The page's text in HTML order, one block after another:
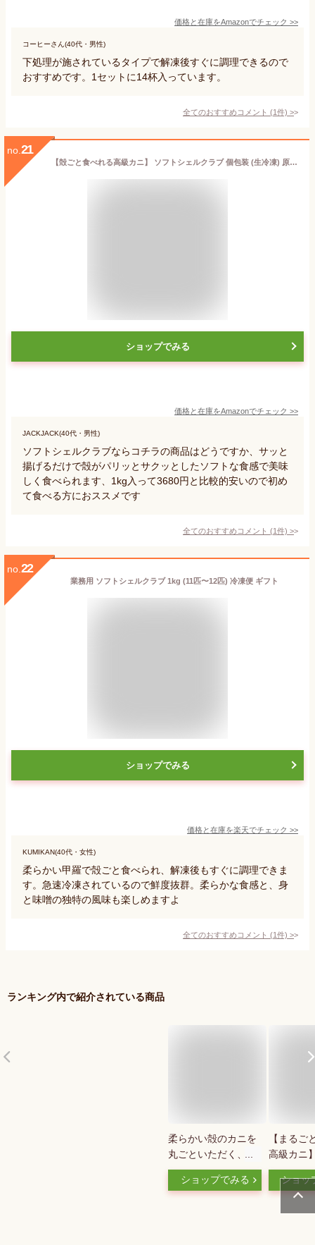
価格と在庫をAmazonでチェック >>
コーヒーさん(40代・男性)
下処理が施されているタイプで解凍後すぐに調理できるので
おすすめです。1セットに14杯入っています。
全てのおすすめコメント (1件) >
no. 21
【殻ごと食べれる高級カニ】 ソフトシェルクラブ 個包装 (生冷凍) 原料 蟹 WR 下処理なし (1箱（1kg）) ジャパンフードサービス
ショップでみる
価格と在庫をAmazonでチェック >>
JACKJACK(40代・男性)
ソフトシェルクラブならコチラの商品はどうですか、サッと
揚げるだけで殻がパリッとサクッとしたソフトな食感で美味
しく食べられます、1kg入って3680円と比較的安いので初め
て食べる方におススメです
全てのおすすめコメント (1件) >
no. 22
業務用 ソフトシェルクラブ 1kg (11匹〜12匹) 冷凍便 ギフト
ショップでみる
価格と在庫を楽天でチェック >>
KUMIKAN(40代・女性)
柔らかい甲羅で殻ごと食べられ、解凍後もすぐに調理できま
す。急速冷凍されているので鮮度抜群。柔らかな食感と、身
と味噌の独特の風味も楽しめますよ
全てのおすすめコメント (1件) >
ランキング内で紹介されている商品
柔らかい殻のカニを
丸ごといただく、ソ
フトシェルクラ
ブ！！1kg栄養がぎ
ショップでみる
【まるご
高級カニ
ェルクラ
59g×約
(生冷凍)
い 無添
ショッ